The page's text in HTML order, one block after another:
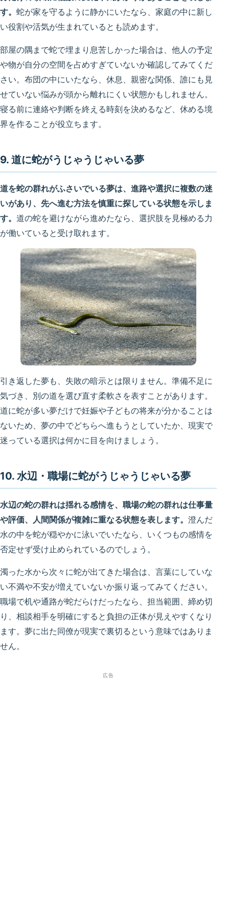
す。 蛇が家を守るように静かにいたなら、家庭の中に新し
い役割や活気が生まれているとも読めます。
部屋の隅まで蛇で埋まり息苦しかった場合は、他人の予定
や物が自分の空間を占めすぎていないか確認してみてくだ
さい。布団の中にいたなら、休息、親密な関係、誰にも見
せていない悩みが頭から離れにくい状態かもしれません。
寝る前に連絡や判断を終える時刻を決めるなど、休める境
界を作ることが役立ちます。
9. 道に蛇がうじゃうじゃいる夢
道を蛇の群れがふさいでいる夢は、進路や選択に複数の迷
いがあり、先へ進む方法を慎重に探している状態を示しま
す。 道の蛇を避けながら進めたなら、選択肢を見極める力
が働いていると受け取れます。
引き返した夢も、失敗の暗示とは限りません。準備不足に
気づき、別の道を選び直す柔軟さを表すことがあります。
道に蛇が多い夢だけで妊娠や子どもの将来が分かることは
ないため、夢の中でどちらへ進もうとしていたか、現実で
迷っている選択は何かに目を向けましょう。
10. 水辺・職場に蛇がうじゃうじゃいる夢
水辺の蛇の群れは揺れる感情を、職場の蛇の群れは仕事量
や評価、人間関係が複雑に重なる状態を表します。 澄んだ
水の中を蛇が穏やかに泳いでいたなら、いくつもの感情を
否定せず受け止められているのでしょう。
濁った水から次々に蛇が出てきた場合は、言葉にしていな
い不満や不安が増えていないか振り返ってみてください。
職場で机や通路が蛇だらけだったなら、担当範囲、締め切
り、相談相手を明確にすると負担の正体が見えやすくなり
ます。夢に出た同僚が現実で裏切るという意味ではありま
せん。
広告